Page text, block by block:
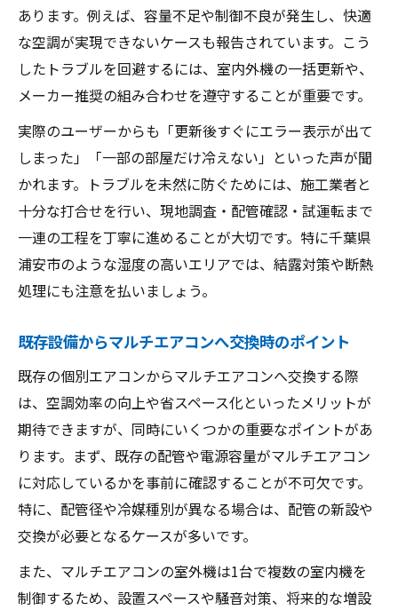
効率良い配管施工でトラブル防止を目指すには
エアコン配管工事で避けたい失敗例とは
マルチエアコン設置時の配管最適化ポイン
ト
配管施工によって左右されるエアコン性能
エアコン施工時の現場調査と事前準備の重
要性
長尺配管時に注意すべきエアコンの配慮点
あります。例えば、容量不足や制御不良が発生し、快適
な空調が実現できないケースも報告されています。こう
したトラブルを回避するには、室内外機の一括更新や、
メーカー推奨の組み合わせを遵守することが重要です。
実際のユーザーからも「更新後すぐにエラー表示が出て
しまった」「一部の部屋だけ冷えない」といった声が聞
かれます。トラブルを未然に防ぐためには、施工業者と
十分な打合せを行い、現地調査・配管確認・試運転まで
一連の工程を丁寧に進めることが大切です。特に千葉県
浦安市のような湿度の高いエリアでは、結露対策や断熱
処理にも注意を払いましょう。
既存設備からマルチエアコンへ交換時のポイント
既存の個別エアコンからマルチエアコンへ交換する際
は、空調効率の向上や省スペース化といったメリットが
期待できますが、同時にいくつかの重要なポイントがあ
ります。まず、既存の配管や電源容量がマルチエアコン
に対応しているかを事前に確認することが不可欠です。
特に、配管径や冷媒種別が異なる場合は、配管の新設や
交換が必要となるケースが多いです。
また、マルチエアコンの室外機は1台で複数の室内機を
制御するため、設置スペースや騒音対策、将来的な増設